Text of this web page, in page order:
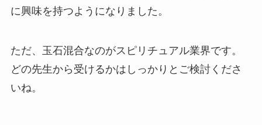
に興味を持つようになりました。
ただ、玉石混合なのがスピリチュアル業界です。
どの先生から受けるかはしっかりとご検討くださ
いね。